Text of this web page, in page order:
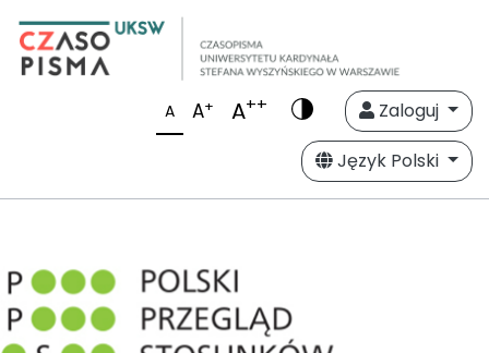
A A+ A++
Zaloguj
Język Polski